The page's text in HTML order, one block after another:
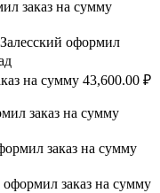
заказ на сумму
оформил
на сумму 43,600.00 ₽
заказ на сумму
заказ на сумму
заказ на сумму